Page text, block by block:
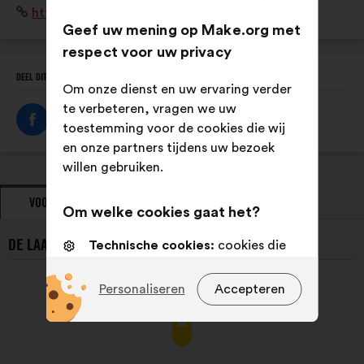
lycéen, étudiant, jeune diplômé - tout au long de leurs
études et jusqu'à leur insertion professionnelle
Website:
http://www.tremplin-handicap.fr/
DEEL DIT PROFIEL
VOORSTELLEN STANDPUNTEN
DE LAATSTE VOORSTELLEN VAN TREMPLIN HANDICAP:
Geef uw mening op Make.org met
respect voor uw privacy
Om onze dienst en uw ervaring verder
te verbeteren, vragen we uw
toestemming voor de cookies die wij
en onze partners tijdens uw bezoek
willen gebruiken.
Om welke cookies gaat het?
Technische cookies: cookies die
de site
ervaring tijdens uw bezoek aan
onze website te verbeteren
Accepteren
Personaliseren